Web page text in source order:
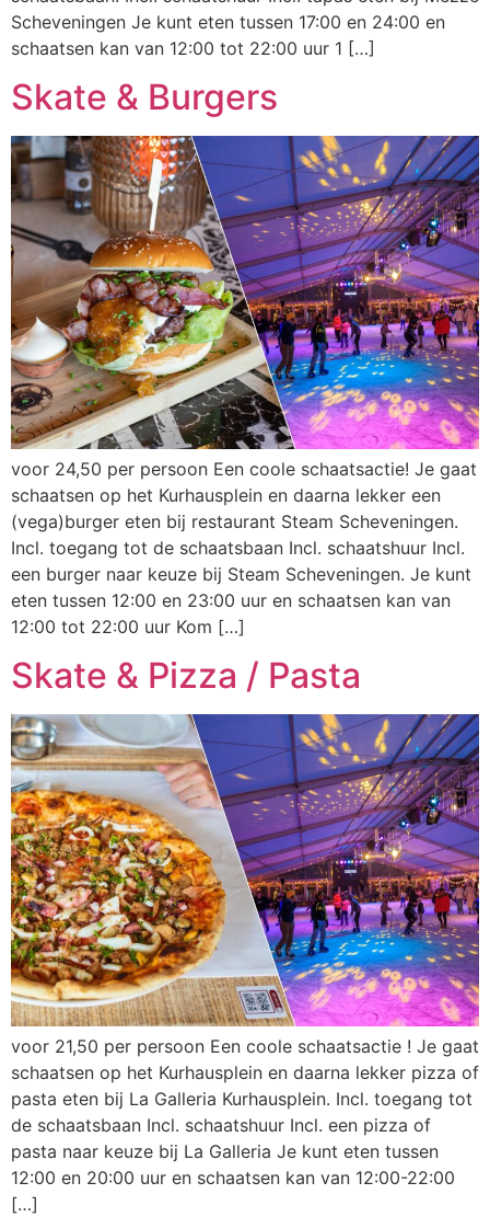
Scheveningen Je kunt eten tussen 17:00 en 24:00 en
schaatsen kan van 12:00 tot 22:00 uur 1 […]
Skate & Burgers​
voor 24,50 per persoon Een coole schaatsactie! Je gaat
schaatsen op het Kurhausplein en daarna lekker een
(vega)burger eten bij restaurant Steam Scheveningen.
Incl. toegang tot de schaatsbaan Incl. schaatshuur Incl.
een burger naar keuze bij Steam Scheveningen. Je kunt
eten tussen 12:00 en 23:00 uur en schaatsen kan van
12:00 tot 22:00 uur Kom […]
Skate & Pizza / Pasta
voor 21,50 per persoon Een coole schaatsactie ! Je gaat
schaatsen op het Kurhausplein en daarna lekker pizza of
pasta eten bij La Galleria Kurhausplein. Incl. toegang tot
de schaatsbaan Incl. schaatshuur Incl. een pizza of
pasta naar keuze bij La Galleria Je kunt eten tussen
12:00 en 20:00 uur en schaatsen kan van 12:00-22:00
[…]